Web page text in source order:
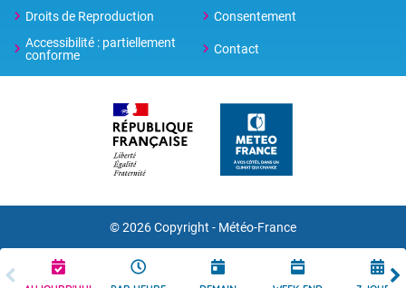
Droits de Reproduction
Consentement
Accessibilité : partiellement
conforme
Contact
© 2026 Copyright - Météo-France